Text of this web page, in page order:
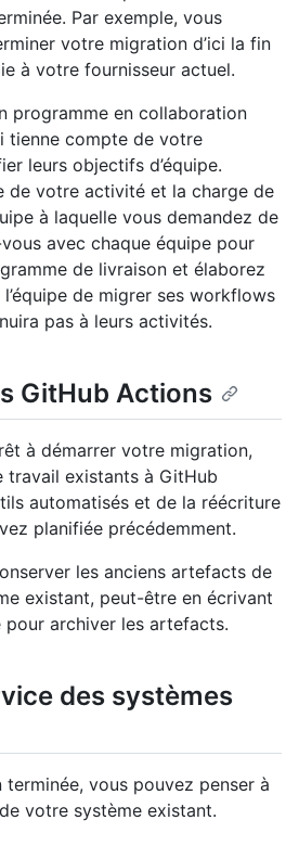
Par exemple, vous
votre migration d’ici la fin
à votre fournisseur actuel.
programme en collaboration
tienne compte de votre
leurs objectifs d’équipe.
de votre activité et la charge de
à laquelle vous demandez de
avec chaque équipe pour
de livraison et élaborez
de migrer ses workflows
pas à leurs activités.
GitHub Actions
à démarrer votre migration,
existants à GitHub
automatisés et de la réécriture
planifiée précédemment.
les anciens artefacts de
existant, peut-être en écrivant
pour archiver les artefacts.
des systèmes
vous pouvez penser à
votre système existant.